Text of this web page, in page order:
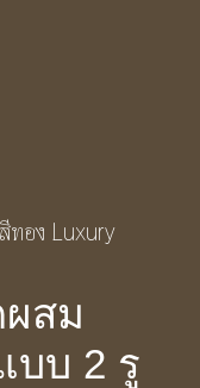
ผสม
บบ 2 รู